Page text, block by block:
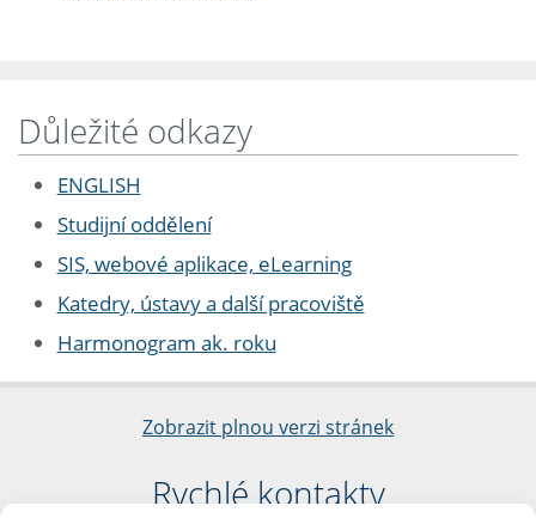
Důležité odkazy
ENGLISH
Studijní oddělení
SIS, webové aplikace, eLearning
Katedry, ústavy a další pracoviště
Harmonogram ak. roku
Zobrazit plnou verzi stránek
Rychlé kontakty